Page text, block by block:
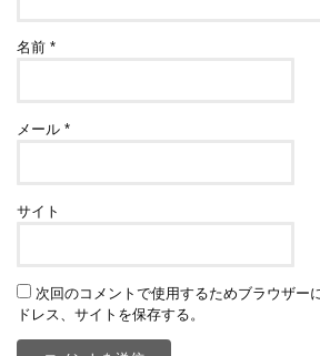
名前*
メール*
サイト
次回のコメントで使用するためブラウザー
ドレス、サイトを保存する。